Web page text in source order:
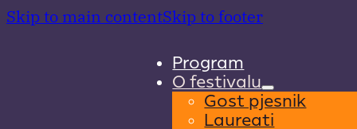
Skip to main contentSkip to footer
Program
O festivalu
Gost pjesnik
Laureati